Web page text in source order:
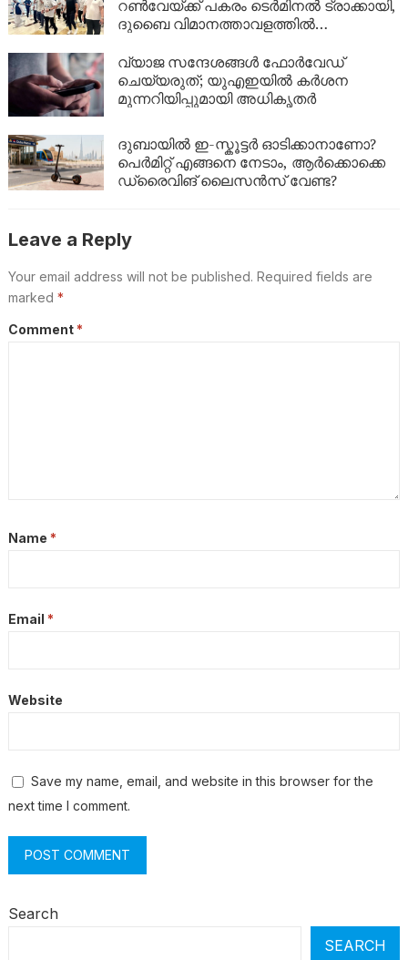
റൺവേയ്ക്ക് പകരം ടെർമിനൽ ട്രാക്കായി,
ദുബൈ വിമാനത്താവളത്തിൽ
വ്യാജ സന്ദേശങ്ങൾ ഫോർവേഡ്
ചെയ്യരുത്; യുഎഇയിൽ കർശന
മുന്നറിയിപ്പുമായി അധികൃതർ
ദുബായിൽ ഇ-സ്കൂട്ടർ ഓടിക്കാനാണോ?
പെർമിറ്റ് എങ്ങനെ നേടാം, ആർക്കൊക്കെ
ഡ്രൈവിങ് ലൈസൻസ് വേണ്ട?
Leave a Reply
Your email address will not be published. Required fields are
marked *
Comment *
Name *
Email *
Website
Save my name, email, and website in this browser for the
next time I comment.
Search
SEARCH